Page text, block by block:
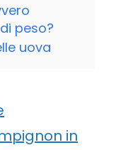
peso?
uova
in